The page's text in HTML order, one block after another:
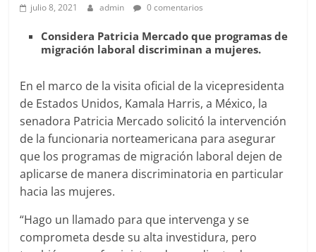
julio 8, 2021 admin 0 comentarios
Considera Patricia Mercado que programas de
migración laboral discriminan a mujeres.
En el marco de la visita oficial de la vicepresidenta
de Estados Unidos, Kamala Harris, a México, la
senadora Patricia Mercado solicitó la intervención
de la funcionaria norteamericana para asegurar
que los programas de migración laboral dejen de
aplicarse de manera discriminatoria en particular
hacia las mujeres.
“Hago un llamado para que intervenga y se
comprometa desde su alta investidura, pero